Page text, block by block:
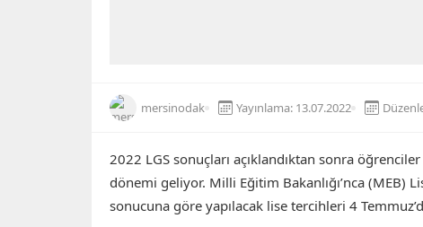
mersinodak Yayınlama: 13.07.2022
2022 LGS sonuçları açıklandıktan sonra
dönemi geliyor. Milli Eğitim Bakanlığı’nca (MEB)
sonucuna göre yapılacak lise tercihleri 4